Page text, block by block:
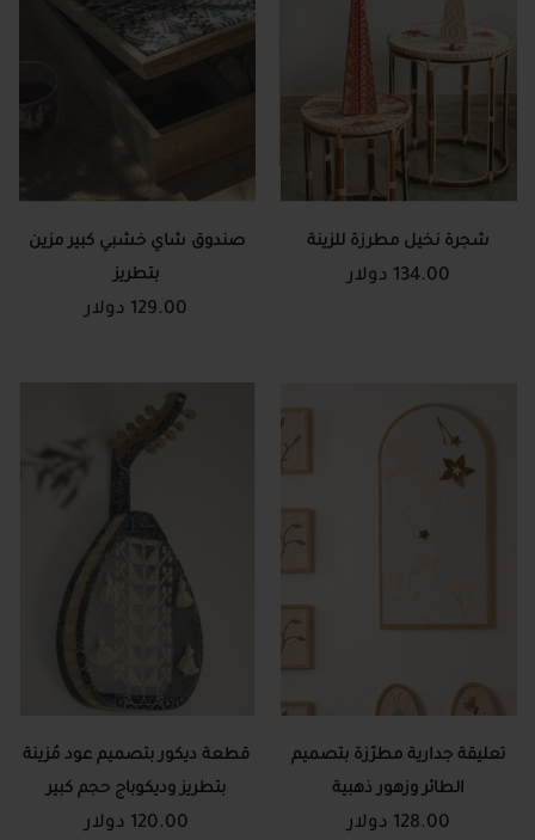
شجرة نخيل مطرزة للزينة
134.00 دولار
صندوق شاي خشبي كبير مزين
بتطريز
129.00 دولار
تعليقة جدارية مطرّزة بتصميم
الطائر وزهور ذهبية
128.00 دولار
قطعة ديكور بتصميم عود مُزينة
بتطريز وديكوباج حجم كبير
120.00 دولار